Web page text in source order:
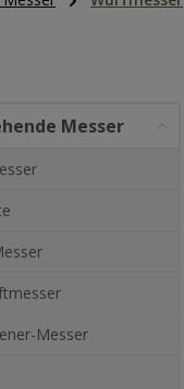
Messer
Messer